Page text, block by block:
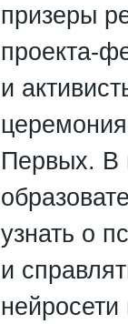
призеры
проекта-
и
Первых. В
узнать о
и